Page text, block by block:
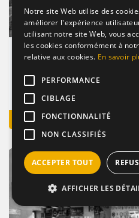
Lou Ficanas
Nice (06000)
Nombre de places : 1-30 pers.
VOIR
BAR ANIMÉ ANNIVERSAIRE
Notre site Web utilise des
améliorer l'expérience
utilisant notre site Web, vous
les cookies conformément à
relative aux cookies. En savoir
PERFORMANCE
CIBLAGE
FONCTIONNALITÉ
NON CLASSIFIÉS
ACCEPTER TOUT
AFFICHER LES